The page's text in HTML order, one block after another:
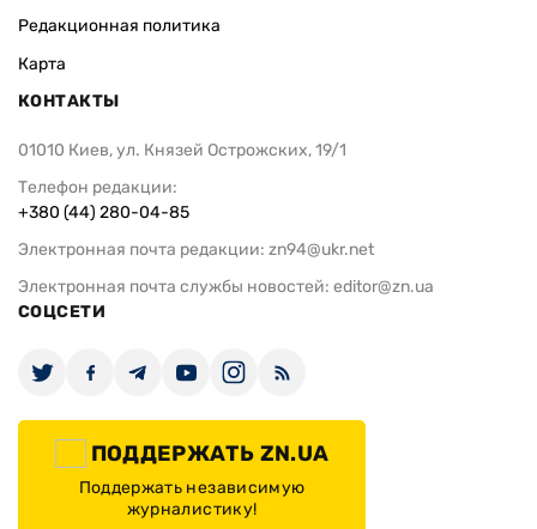
Редакционная политика
Карта
КОНТАКТЫ
01010 Киев, ул. Князей Острожских, 19/1
Телефон редакции:
+380 (44) 280-04-85
Электронная почта редакции: zn94@ukr.net
Электронная почта службы новостей: editor@zn.ua
СОЦСЕТИ
ПОДДЕРЖАТЬ ZN.UA
Поддержать независимую
журналистику!